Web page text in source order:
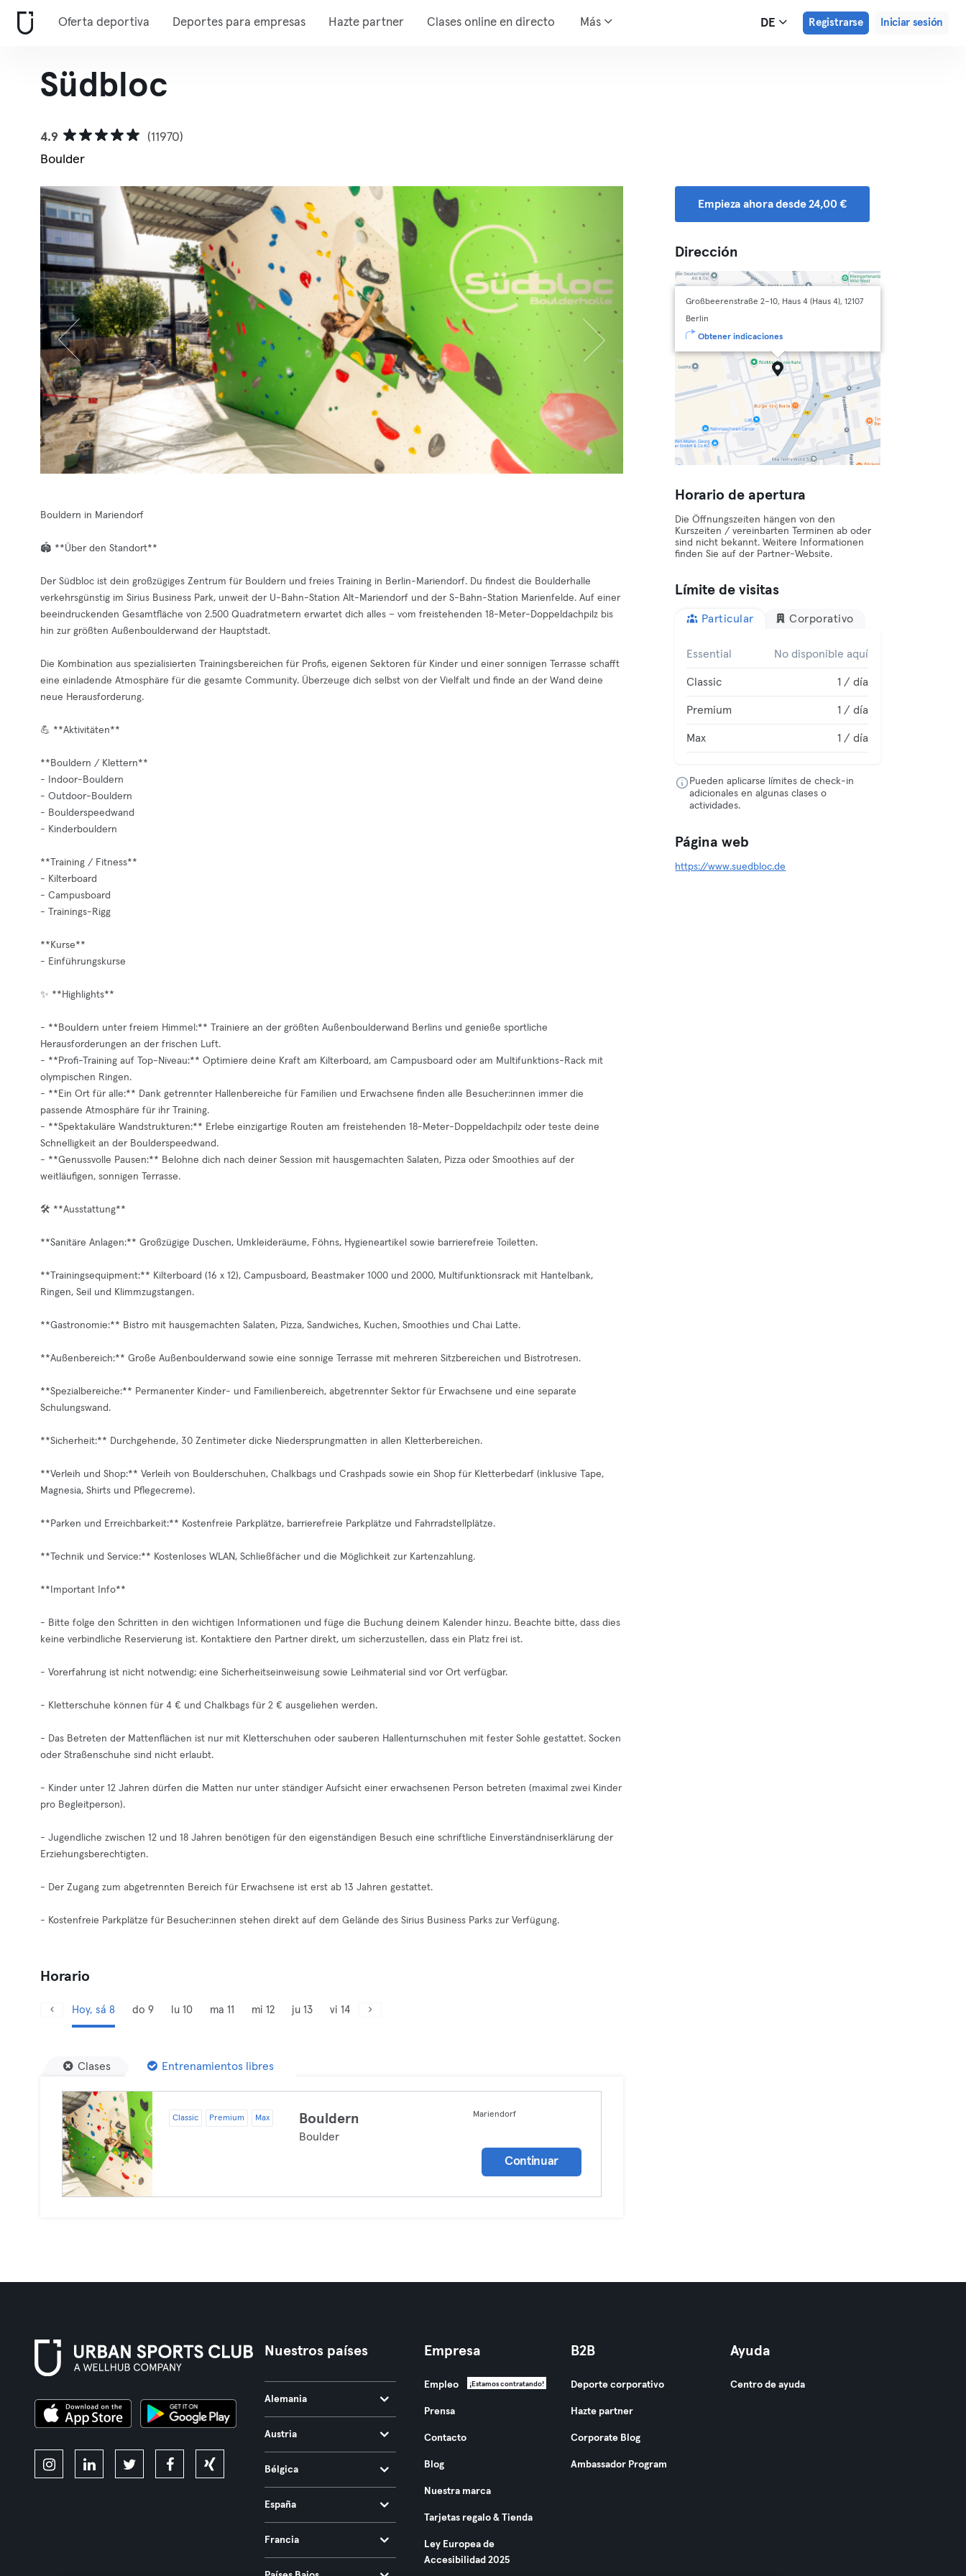
Oferta deportiva Deportes para empresas Hazte partner Clases online en directo Más DE Registrarse Iniciar sesión
Südbloc
4.9
(11970)
Boulder
Bouldern in Mariendorf
🏟️ **Über den Standort**
Der Südbloc ist dein großzügiges Zentrum für Bouldern und freies Training in Berlin-Mariendorf. Du findest die Boulderhalle
verkehrsgünstig im Sirius Business Park, unweit der U-Bahn-Station Alt-Mariendorf und der S-Bahn-Station Marienfelde. Auf einer
beeindruckenden Gesamtfläche von 2.500 Quadratmetern erwartet dich alles – vom freistehenden 18-Meter-Doppeldachpilz bis
hin zur größten Außenboulderwand der Hauptstadt.
Die Kombination aus spezialisierten Trainingsbereichen für Profis, eigenen Sektoren für Kinder und einer sonnigen Terrasse schafft
eine einladende Atmosphäre für die gesamte Community. Überzeuge dich selbst von der Vielfalt und finde an der Wand deine
neue Herausforderung.
💪 **Aktivitäten**
**Bouldern / Klettern**
- Indoor-Bouldern
- Outdoor-Bouldern
- Boulderspeedwand
- Kinderbouldern
**Training / Fitness**
- Kilterboard
- Campusboard
- Trainings-Rigg
**Kurse**
- Einführungskurse
✨ **Highlights**
- **Bouldern unter freiem Himmel:** Trainiere an der größten Außenboulderwand Berlins und genieße sportliche
Herausforderungen an der frischen Luft.
- **Profi-Training auf Top-Niveau:** Optimiere deine Kraft am Kilterboard, am Campusboard oder am Multifunktions-Rack mit
olympischen Ringen.
- **Ein Ort für alle:** Dank getrennter Hallenbereiche für Familien und Erwachsene finden alle Besucher:innen immer die
passende Atmosphäre für ihr Training.
- **Spektakuläre Wandstrukturen:** Erlebe einzigartige Routen am freistehenden 18-Meter-Doppeldachpilz oder teste deine
Schnelligkeit an der Boulderspeedwand.
- **Genussvolle Pausen:** Belohne dich nach deiner Session mit hausgemachten Salaten, Pizza oder Smoothies auf der
weitläufigen, sonnigen Terrasse.
🛠️ **Ausstattung**
**Sanitäre Anlagen:** Großzügige Duschen, Umkleideräume, Föhns, Hygieneartikel sowie barrierefreie Toiletten.
**Trainingsequipment:** Kilterboard (16 x 12), Campusboard, Beastmaker 1000 und 2000, Multifunktionsrack mit Hantelbank,
Ringen, Seil und Klimmzugstangen.
**Gastronomie:** Bistro mit hausgemachten Salaten, Pizza, Sandwiches, Kuchen, Smoothies und Chai Latte.
**Außenbereich:** Große Außenboulderwand sowie eine sonnige Terrasse mit mehreren Sitzbereichen und Bistrotresen.
**Spezialbereiche:** Permanenter Kinder- und Familienbereich, abgetrennter Sektor für Erwachsene und eine separate
Schulungswand.
**Sicherheit:** Durchgehende, 30 Zentimeter dicke Niedersprungmatten in allen Kletterbereichen.
**Verleih und Shop:** Verleih von Boulderschuhen, Chalkbags und Crashpads sowie ein Shop für Kletterbedarf (inklusive Tape,
Magnesia, Shirts und Pflegecreme).
**Parken und Erreichbarkeit:** Kostenfreie Parkplätze, barrierefreie Parkplätze und Fahrradstellplätze.
**Technik und Service:** Kostenloses WLAN, Schließfächer und die Möglichkeit zur Kartenzahlung.
**Important Info**
- Bitte folge den Schritten in den wichtigen Informationen und füge die Buchung deinem Kalender hinzu. Beachte bitte, dass dies
keine verbindliche Reservierung ist. Kontaktiere den Partner direkt, um sicherzustellen, dass ein Platz frei ist.
- Vorerfahrung ist nicht notwendig; eine Sicherheitseinweisung sowie Leihmaterial sind vor Ort verfügbar.
- Kletterschuhe können für 4 € und Chalkbags für 2 € ausgeliehen werden.
- Das Betreten der Mattenflächen ist nur mit Kletterschuhen oder sauberen Hallenturnschuhen mit fester Sohle gestattet. Socken
oder Straßenschuhe sind nicht erlaubt.
- Kinder unter 12 Jahren dürfen die Matten nur unter ständiger Aufsicht einer erwachsenen Person betreten (maximal zwei Kinder
pro Begleitperson).
- Jugendliche zwischen 12 und 18 Jahren benötigen für den eigenständigen Besuch eine schriftliche Einverständniserklärung der
Erziehungsberechtigten.
- Der Zugang zum abgetrennten Bereich für Erwachsene ist erst ab 13 Jahren gestattet.
- Kostenfreie Parkplätze für Besucher:innen stehen direkt auf dem Gelände des Sirius Business Parks zur Verfügung.
Horario
Hoy, sá 8 do 9 lu 10 ma 11 mi 12 ju 13 vi 14
Clases Entrenamientos libres
Classic Premium Max Bouldern
Boulder
Mariendorf
Continuar
Empieza ahora desde 24,00 €
Dirección
Großbeerenstraße 2–10, Haus 4 (Haus 4), 12107
Berlin
Obtener indicaciones
Horario de apertura
Die Öffnungszeiten hängen von den
Kurszeiten / vereinbarten Terminen ab oder
sind nicht bekannt. Weitere Informationen
finden Sie auf der Partner-Website.
Límite de visitas
Particular Corporativo
Essential No disponible aquí
Classic 1 / día
Premium 1 / día
Max 1 / día
Pueden aplicarse límites de check-in
adicionales en algunas clases o
actividades.
Página web
https://www.suedbloc.de
Nuestros países
Alemania
Austria
Bélgica
España
Francia
Empresa
Empleo ¡Estamos contratando!
Prensa
Contacto
Blog
Nuestra marca
Tarjetas regalo & Tienda
Ley Europea de
Accesibilidad 2025
B2B
Deporte corporativo
Hazte partner
Corporate Blog
Ambassador Program
Ayuda
Centro de ayuda